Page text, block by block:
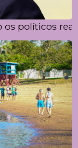
os políticos